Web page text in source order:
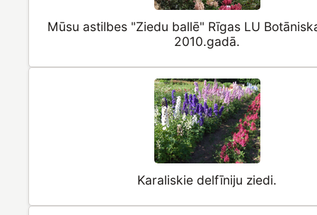
Mūsu astilbes "Ziedu ballē" Rīgas LU
2010.gadā.
Karaliskie delfīniju ziedi.